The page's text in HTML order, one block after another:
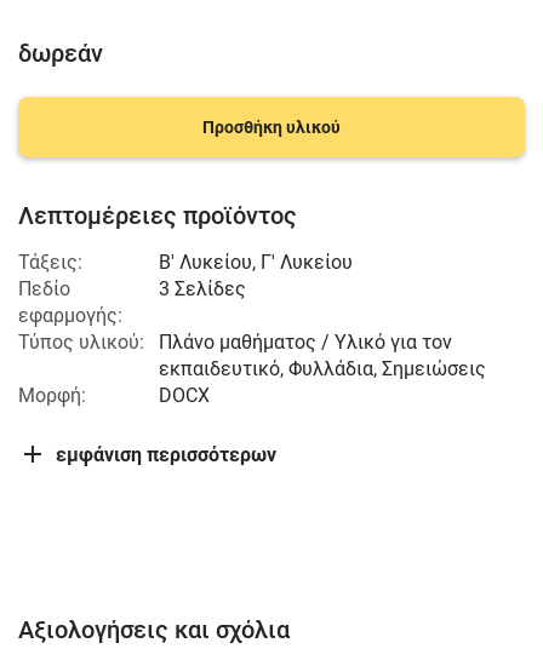
δωρεάν
Προσθήκη υλικού
Λεπτομέρειες προϊόντος
Τάξεις: Β' Λυκείου, Γ' Λυκείου
Πεδίο
εφαρμογής:
3 Σελίδες
Τύπος υλικού:
Πλάνο μαθήματος / Υλικό για τον
εκπαιδευτικό, Φυλλάδια, Σημειώσεις
Μορφή:
DOCX
εμφάνιση περισσότερων
Αξιολογήσεις και σχόλια